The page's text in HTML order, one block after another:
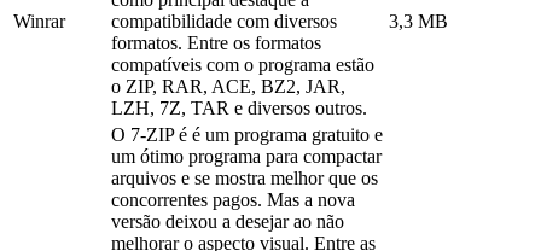
Winrar
compatibilidade com diversos
formatos. Entre os formatos
compatíveis com o programa estão
o ZIP, RAR, ACE, BZ2, JAR,
LZH, 7Z, TAR e diversos outros.
3,3 MB
O 7-ZIP é é um programa gratuito e
um ótimo programa para compactar
arquivos e se mostra melhor que os
concorrentes pagos. Mas a nova
versão deixou a desejar ao não
melhorar o aspecto visual. Entre as